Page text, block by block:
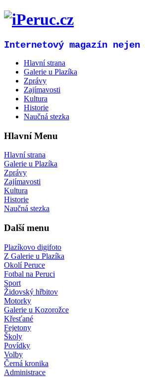
Internetový magazín
Hlavní strana
Galerie u Plazíka
Zprávy
Zajímavosti
Kultura
Historie
Naučná stezka
Hlavní Menu
Hlavní strana
Galerie u Plazíka
Zprávy
Zajímavosti
Kultura
Historie
Naučná stezka
Další menu
Plazíkovo digifoto
Z Galerie u Plazíka
Okolí Peruce
Fotbal na Peruci
Sport
Židovský hřbitov
Motorky
Galerie u Kozorožce
Křesťané
Fejetony
Školy
Povídky
Volby
Černá kronika
Administrace